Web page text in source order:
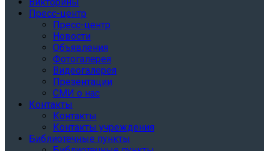
Викторины
Пресс-центр
Пресс-центр
Новости
Объявления
Фотогалерея
Видеогалерея
Презентации
СМИ о нас
Контакты
Контакты
Контакты учреждения
Библиотечные пункты